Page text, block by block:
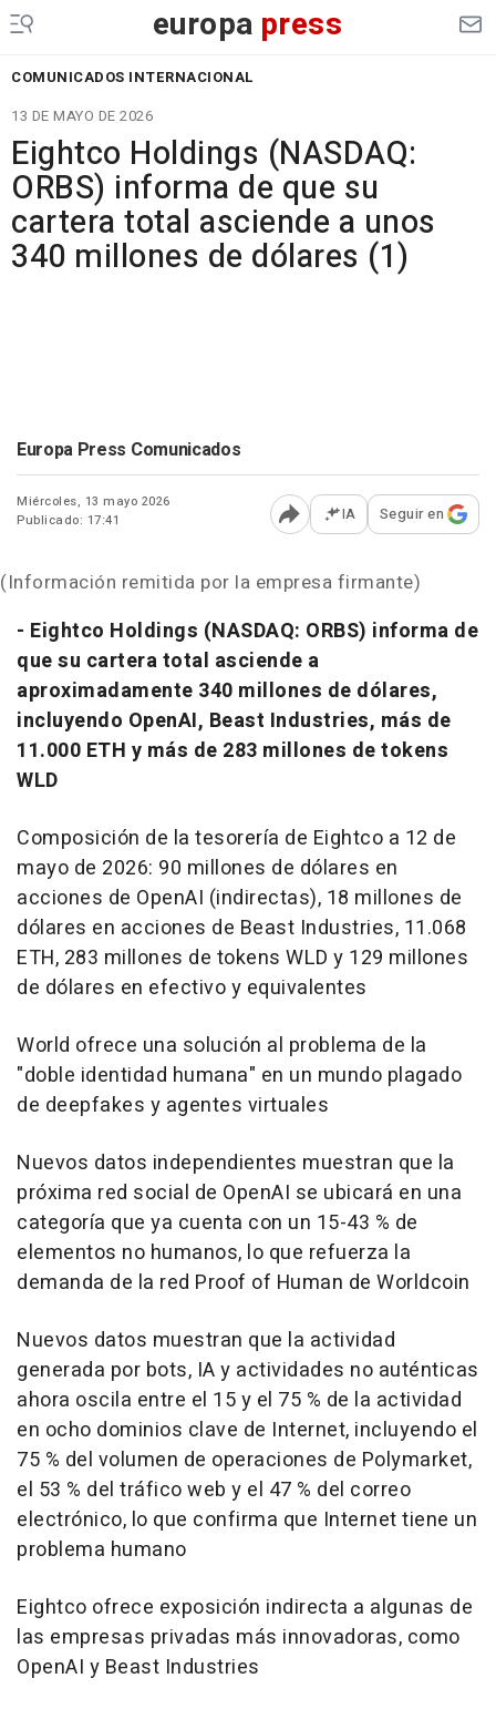
europa press
COMUNICADOS INTERNACIONAL
13 DE MAYO DE 2026
Eightco Holdings (NASDAQ:
ORBS) informa de que su
cartera total asciende a unos
340 millones de dólares (1)
Europa Press Comunicados
Miércoles, 13 mayo 2026
Publicado: 17:41
Abrir opciones para
IA Seguir en
(Información remitida por la empresa firmante)
- Eightco Holdings (NASDAQ: ORBS) informa de
que su cartera total asciende a
aproximadamente 340 millones de dólares,
incluyendo OpenAI, Beast Industries, más de
11.000 ETH y más de 283 millones de tokens
WLD
Composición de la tesorería de Eightco a 12 de
mayo de 2026: 90 millones de dólares en
acciones de OpenAI (indirectas), 18 millones de
dólares en acciones de Beast Industries, 11.068
ETH, 283 millones de tokens WLD y 129 millones
de dólares en efectivo y equivalentes
World ofrece una solución al problema de la
"doble identidad humana" en un mundo plagado
de deepfakes y agentes virtuales
Nuevos datos independientes muestran que la
próxima red social de OpenAI se ubicará en una
categoría que ya cuenta con un 15-43 % de
elementos no humanos, lo que refuerza la
demanda de la red Proof of Human de Worldcoin
Nuevos datos muestran que la actividad
generada por bots, IA y actividades no auténticas
ahora oscila entre el 15 y el 75 % de la actividad
en ocho dominios clave de Internet, incluyendo el
75 % del volumen de operaciones de Polymarket,
el 53 % del tráfico web y el 47 % del correo
electrónico, lo que confirma que Internet tiene un
problema humano
Eightco ofrece exposición indirecta a algunas de
las empresas privadas más innovadoras, como
OpenAI y Beast Industries